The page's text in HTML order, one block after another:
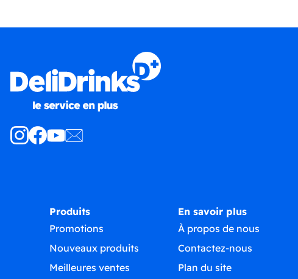
Produits
Promotions
Nouveaux produits
Meilleures ventes
En savoir plus
À propos de nous
Contactez-nous
Plan du site